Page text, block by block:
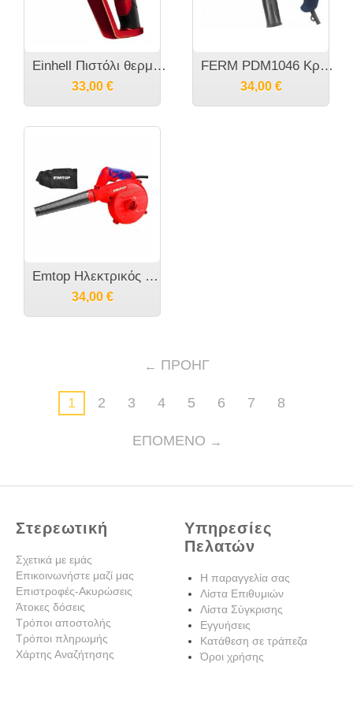
Einhell Πιστόλι θερμού αέρα [TH-HA 2000/1]
33,00 €
FERM PDM1046 Kρουστικό δράπανο 500W
34,00 €
Emtop Ηλεκτρικός Φυσητήρας Χειρός 600W Με σάκο συλλογής EABR6001
34,00 €
ΠΡΟΗΓ
1 2 3 4 5 6 7 8
ΕΠΌΜΕΝΟ
Στερεωτική
Σχετικά με εμάς
Επικοινωνήστε μαζί μας
Επιστροφές-Ακυρώσεις
Άτοκες δόσεις
Τρόποι αποστολής
Τρόποι πληρωμής
Χάρτης Αναζήτησης
Υπηρεσίες
Πελατών
Η παραγγελία σας
Λίστα Επιθυμιών
Λίστα Σύγκρισης
Εγγυήσεις
Κατάθεση σε τράπεζα
Όροι χρήσης